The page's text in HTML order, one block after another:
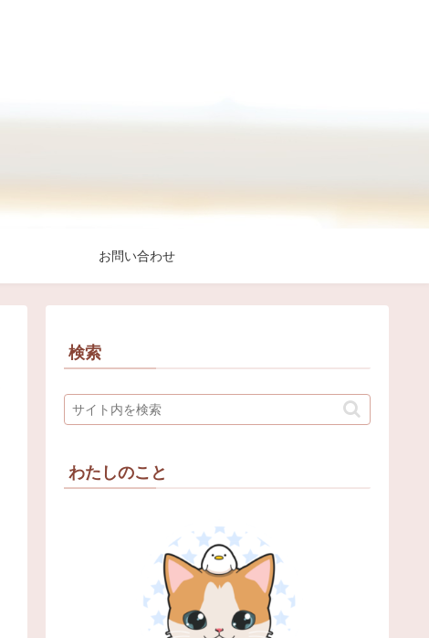
お問い合わせ
検索
わたしのこと